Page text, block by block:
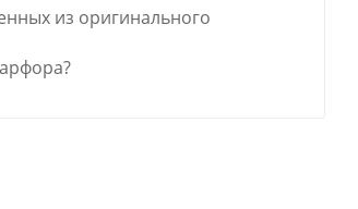
из оригинального